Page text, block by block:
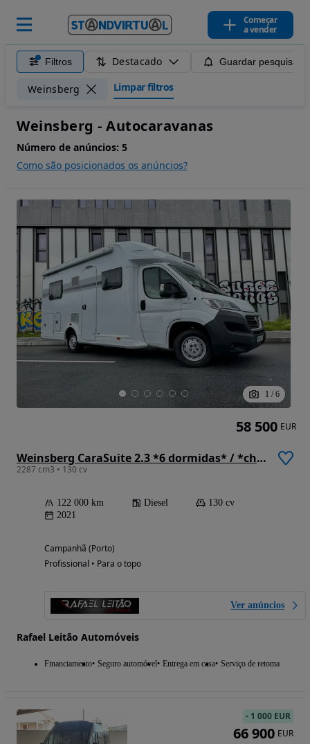
Começar
a vender
Filtros Destacado Guardar pesquisa
Weinsberg Limpar filtros
Weinsberg - Autocaravanas
Número de anúncios: 5
Como são posicionados os anúncios?
1 / 6
Weinsberg CaraSuite 2.3 *6 dormidas* / *chuveiro separado*
2287 cm3 • 130 cv
122 000 km Diesel
130 cv
2021
Campanhã (Porto)
Profissional • Para o topo
Ver anúncios
Rafael Leitão Automóveis
Financiamento Seguro automóvel Entrega em casa Serviço de retoma
58 500 EUR
- 1 000 EUR
66 900 EUR